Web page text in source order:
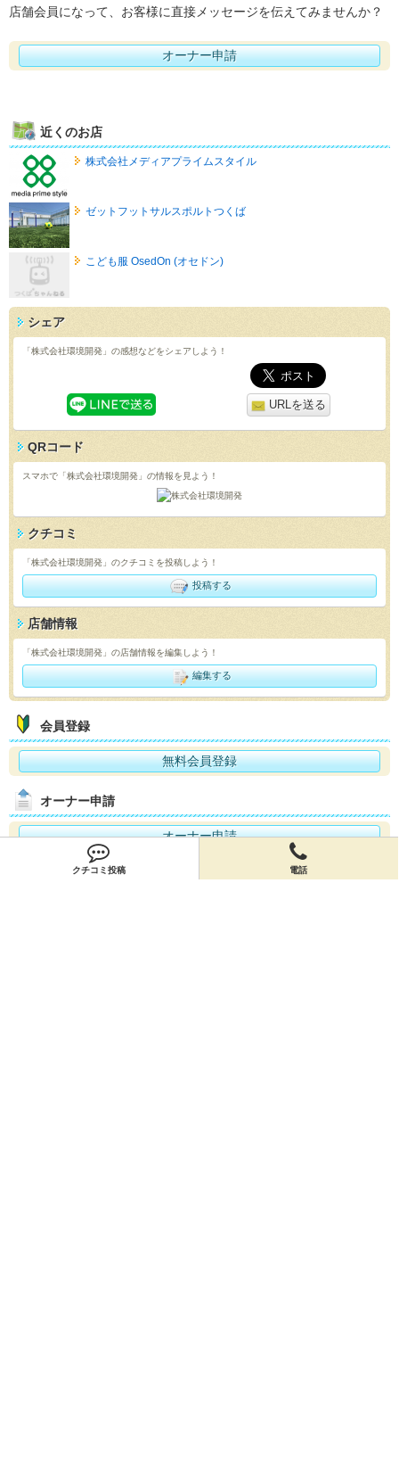
クチコミ投稿 電話
店舗会員になって、お客様に直接メッセージを伝えてみませんか？
オーナー申請
近くのお店
株式会社メディアプライムスタイル
ゼットフットサルスポルトつくば
こども服 OsedOn (オセドン)
シェア
「株式会社環境開発」の感想などをシェアしよう！
URLを送る
QRコード
スマホで「株式会社環境開発」の情報を見よう！
クチコミ
「株式会社環境開発」のクチコミを投稿しよう！
投稿する
店舗情報
「株式会社環境開発」の店舗情報を編集しよう！
編集する
会員登録
無料会員登録
オーナー申請
オーナー申請
閉店申請